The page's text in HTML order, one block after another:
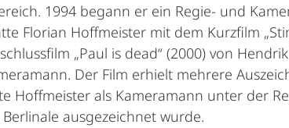
1994 begann er ein Regie- und
Florian Hoffmeister mit dem Kurzfilm
„Paul is dead“ (2000) von
Der Film erhielt mehrere
Hoffmeister als Kameramann unter der
ausgezeichnet wurde.